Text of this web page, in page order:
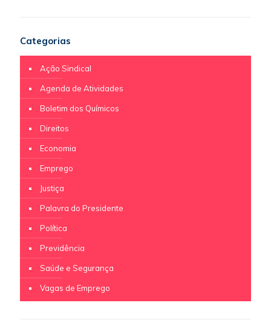
Categorias
Ação Sindical
Agenda de Atividades
Boletim dos Químicos
Direitos
Economia
Emprego
Justiça
Palavra do Presidente
Política
Previdência
Saúde e Segurança
Vagas de Emprego